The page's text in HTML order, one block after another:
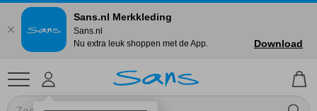
Sans.nl Merkkleding
Sans.nl
Nu extra leuk shoppen met de App.
Download